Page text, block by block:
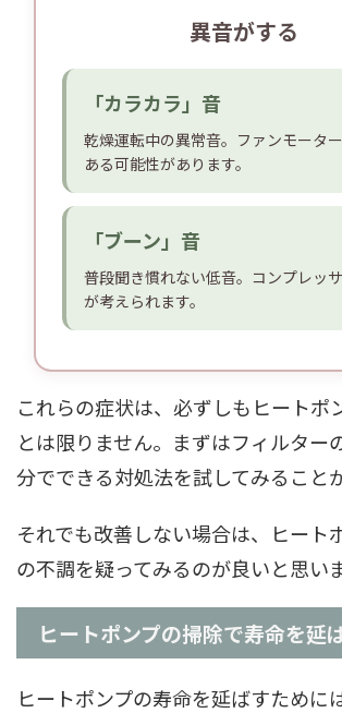
異音がする
「カラカラ」音
乾燥運転中の異常音。ファンモータ
ある可能性があります。
「ブーン」音
普段聞き慣れない低音。コンプレッ
が考えられます。
これらの症状は、必ずしもヒートポ
とは限りません。まずはフィルター
分でできる対処法を試してみること
それでも改善しない場合は、ヒート
の不調を疑ってみるのが良いと思いま
ヒートポンプの掃除で寿命を延
ヒートポンプの寿命を延ばすために